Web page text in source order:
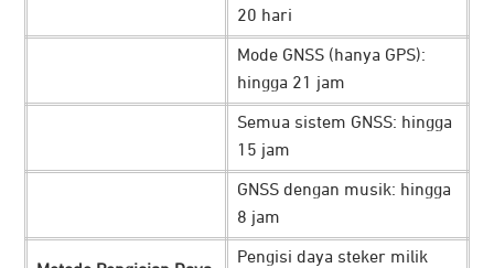
mengakses aplikasi lain dengan perintah suara.
Cukup hubungkan smartwatch ke smartphone yang
kompatibel, dan Anda bisa menikmati kemudahan
komunikasi yang lebih praktis bahkan saat sedang aktif
atau latihan intens lainnya.
Pantau Kesehatan dari Mana Saja dan
Kapan Saja
20 hari
Mode GNSS (hanya GPS):
hingga 21 jam
Semua sistem GNSS: hingga
15 jam
GNSS dengan musik: hingga
8 jam
Pengisi daya steker milik